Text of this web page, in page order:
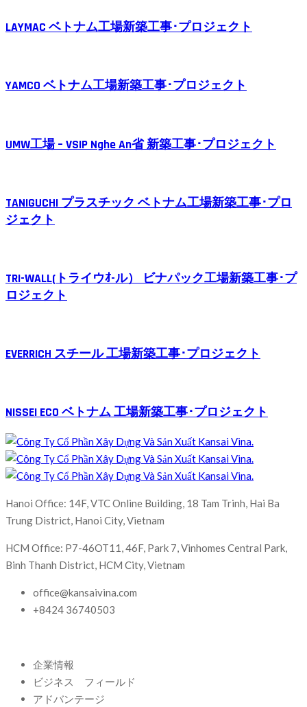
LAYMAC ベトナム工場新築工事･プロジェクト
YAMCO ベトナム工場新築工事･プロジェクト
UMW工場 – VSIP Nghe An省 新築工事･プロジェクト
TANIGUCHI プラスチック ベトナム工場新築工事･プロ
ジェクト
TRI-WALL(トライウｵ-ル） ビナパック工場新築工事･プ
ロジェクト
EVERRICH スチール 工場新築工事･プロジェクト
NISSEI ECO ベトナム 工場新築工事･プロジェクト
Hanoi Office: 14F, VTC Online Building, 18 Tam Trinh, Hai Ba
Trung District, Hanoi City, Vietnam
HCM Office: P7-46OT11, 46F, Park 7, Vinhomes Central Park,
Binh Thanh District, HCM City, Vietnam
office@kansaivina.com
+8424 36740503
企業情報
ビジネス フィールド
アドバンテージ